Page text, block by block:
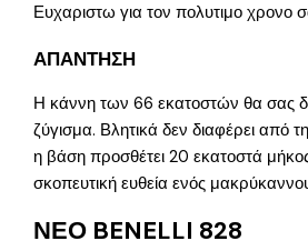
Ευχαριστω για τον πολυτιμο χρονο
ΑΠΑΝΤΗΣΗ
Η κάννη των 66 εκατοστών θα σας
ζύγισμα. Βλητικά δεν διαφέρει από
η βάση προσθέτει 20 εκατοστά μήκος
σκοπευτική ευθεία ενός
ΝΕΟ BENELLI 828